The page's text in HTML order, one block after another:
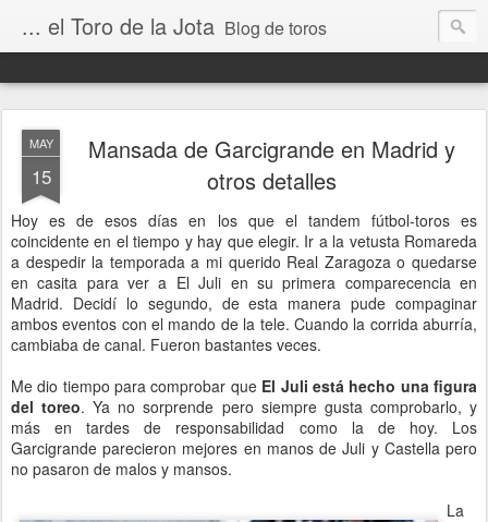
... el Toro de la Jota Blog de toros
MAY
15
Mansada de Garcigrande en Madrid y
otros detalles
Hoy es de esos días en los que el tandem fútbol-toros es
coincidente en el tiempo y hay que elegir. Ir a la vetusta Romareda
a despedir la temporada a mi querido Real Zaragoza o quedarse
en casita para ver a El Juli en su primera comparecencia en
Madrid. Decidí lo segundo, de esta manera pude compaginar
ambos eventos con el mando de la tele. Cuando la corrida aburría,
cambiaba de canal. Fueron bastantes veces.
Me dio tiempo para comprobar que El Juli está hecho una figura
del toreo. Ya no sorprende pero siempre gusta comprobarlo, y
más en tardes de responsabilidad como la de hoy. Los
Garcigrande parecieron mejores en manos de Juli y Castella pero
no pasaron de malos y mansos.
La